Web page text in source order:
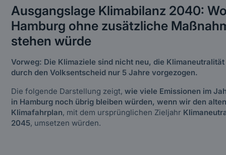
Ausgangslage Klimabilanz 2040:
Hamburg ohne zusätzliche
stehen würde
Vorweg: Die Klimaziele sind nicht neu, die
durch den Volksentscheid nur 5 Jahre vorgezogen.
Die folgende Darstellung zeigt,wie viele Emissionen im
in Hamburg noch übrig bleiben würden, wenn wir den
Klimafahrplan, mit dem ursprünglichen Zieljahr
2045, umsetzen würden.